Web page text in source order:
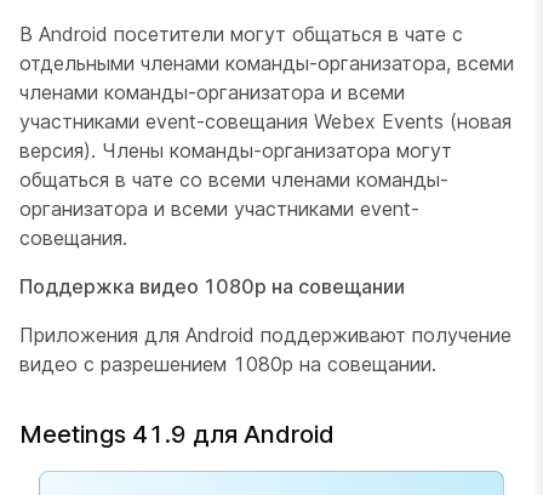
В Android посетители могут общаться в чате с
отдельными членами команды-организатора, всеми
членами команды-организатора и всеми
участниками event-совещания Webex Events (новая
версия).​ Члены команды-организатора могут
общаться в чате со всеми членами команды-
организатора и всеми участниками event-
совещания.
Поддержка видео 1080p на совещании
Приложения для Android поддерживают получение
видео с разрешением 1080p на совещании.
Meetings 41.9 для Android